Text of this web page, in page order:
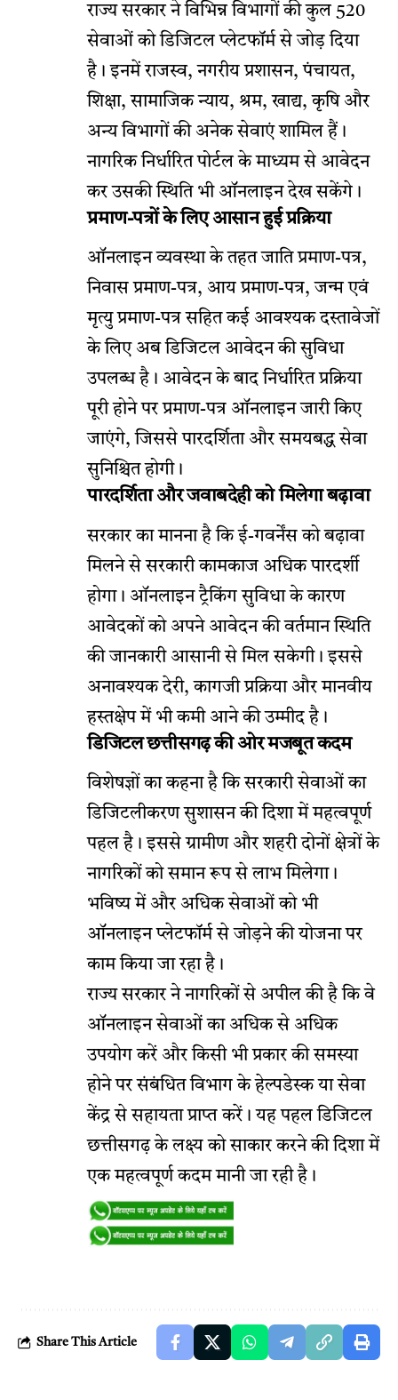
राज्य सरकार ने विभिन्न विभागों की कुल 520
सेवाओं को डिजिटल प्लेटफॉर्म से जोड़ दिया
है। इनमें राजस्व, नगरीय प्रशासन, पंचायत,
शिक्षा, सामाजिक न्याय, श्रम, खाद्य, कृषि और
अन्य विभागों की अनेक सेवाएं शामिल हैं।
नागरिक निर्धारित पोर्टल के माध्यम से आवेदन
कर उसकी स्थिति भी ऑनलाइन देख सकेंगे।
प्रमाण-पत्रों के लिए आसान हुई प्रक्रिया
ऑनलाइन व्यवस्था के तहत जाति प्रमाण-पत्र,
निवास प्रमाण-पत्र, आय प्रमाण-पत्र, जन्म एवं
मृत्यु प्रमाण-पत्र सहित कई आवश्यक दस्तावेजों
के लिए अब डिजिटल आवेदन की सुविधा
उपलब्ध है। आवेदन के बाद निर्धारित प्रक्रिया
पूरी होने पर प्रमाण-पत्र ऑनलाइन जारी किए
जाएंगे, जिससे पारदर्शिता और समयबद्ध सेवा
सुनिश्चित होगी।
पारदर्शिता और जवाबदेही को मिलेगा बढ़ावा
सरकार का मानना है कि ई-गवर्नेंस को बढ़ावा
मिलने से सरकारी कामकाज अधिक पारदर्शी
होगा। ऑनलाइन ट्रैकिंग सुविधा के कारण
आवेदकों को अपने आवेदन की वर्तमान स्थिति
की जानकारी आसानी से मिल सकेगी। इससे
अनावश्यक देरी, कागजी प्रक्रिया और मानवीय
हस्तक्षेप में भी कमी आने की उम्मीद है।
डिजिटल छत्तीसगढ़ की ओर मजबूत कदम
विशेषज्ञों का कहना है कि सरकारी सेवाओं का
डिजिटलीकरण सुशासन की दिशा में महत्वपूर्ण
पहल है। इससे ग्रामीण और शहरी दोनों क्षेत्रों के
नागरिकों को समान रूप से लाभ मिलेगा।
भविष्य में और अधिक सेवाओं को भी
ऑनलाइन प्लेटफॉर्म से जोड़ने की योजना पर
काम किया जा रहा है।
राज्य सरकार ने नागरिकों से अपील की है कि वे
ऑनलाइन सेवाओं का अधिक से अधिक
उपयोग करें और किसी भी प्रकार की समस्या
होने पर संबंधित विभाग के हेल्पडेस्क या सेवा
केंद्र से सहायता प्राप्त करें। यह पहल डिजिटल
छत्तीसगढ़ के लक्ष्य को साकार करने की दिशा में
एक महत्वपूर्ण कदम मानी जा रही है।
Share This Article